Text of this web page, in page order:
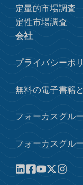
定量的市場調査
定性市場調査
会社
プライバシーポ
無料の電子書籍
フォーカスグル
フォーカスグル